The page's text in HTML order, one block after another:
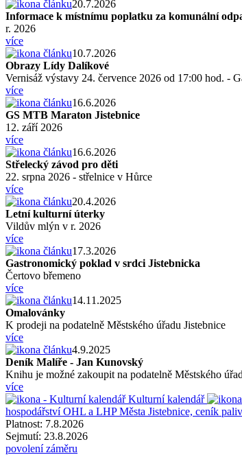
20.7.2026
Informace k místnímu poplatku za komunální
r. 2026
více
10.7.2026
Obrazy Lídy Dalíkové
Vernisáž výstavy 24. července 2026 od 17:00 hod. -
více
16.6.2026
GS MTB Maraton Jistebnice
12. září 2026
více
16.6.2026
Střelecký závod pro děti
22. srpna 2026 - střelnice v Hůrce
více
20.4.2026
Letní kulturní úterky
Vildův mlýn v r. 2026
více
17.3.2026
Gastronomický poklad v srdci Jistebnicka
Čertovo břemeno
více
14.11.2025
Omalovánky
K prodeji na podatelně Městského úřadu Jistebnice
více
4.9.2025
Deník Malíře - Jan Kunovský
Knihu je možné zakoupit na podatelně Městského
více
Kulturní kalendář
hospodářství OHL a LHP Města Jistebnice, ceník
Platnost: 7.8.2026
Sejmutí: 23.8.2026
povolení záměru